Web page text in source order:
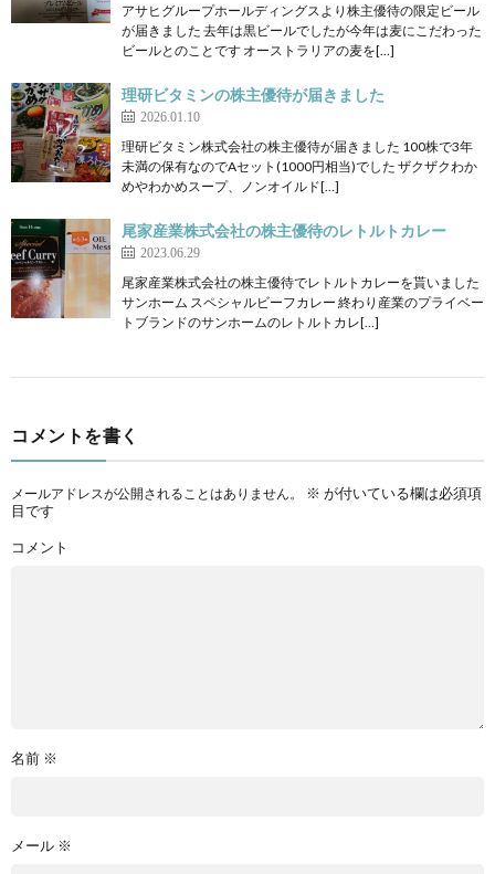
アサヒグループホールディングスより株主優待の限定ビール
が届きました 去年は黒ビールでしたが今年は麦にこだわった
ビールとのことです オーストラリアの麦を[…]
理研ビタミンの株主優待が届きました
2026.01.10
理研ビタミン株式会社の株主優待が届きました 100株で3年
未満の保有なのでAセット(1000円相当)でした ザクザクわか
めやわかめスープ、ノンオイルド[…]
尾家産業株式会社の株主優待のレトルトカレー
2023.06.29
尾家産業株式会社の株主優待でレトルトカレーを貰いました
サンホーム スペシャルビーフカレー 終わり産業のプライベー
トブランドのサンホームのレトルトカレ[…]
コメントを書く
メールアドレスが公開されることはありません。 ※ が付いている欄は必須項
目です
コメント
名前 ※
メール ※